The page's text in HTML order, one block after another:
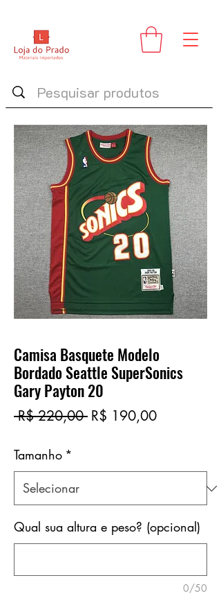
Camisa Basquete Modelo
Bordado Seattle SuperSonics
Gary Payton 20
R$ 220,00 Preço
R$ 190,00Preço
Tamanho *
Qual sua altura e peso? (opcional)
0/50